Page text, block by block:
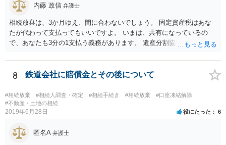
内藤 政信 弁護士
相続放棄は、3か月ゆえ、間に合わないでしょう。 固定資産税はあな
たが代わって支払ってもいいですよ。 いまは、共有になっているの
で、あなたも3分の1支払う義務があります。 遺産分割協議をして、不
払い義務があります。
8 鉄道会社に賠償金とその後について
#相続放棄 #相続人調査・確定 #相続手続き #相続放棄
#口座凍結解除
#不動産・土地の相続
2019年6月28日 役にたった 6
匿名A 弁護士